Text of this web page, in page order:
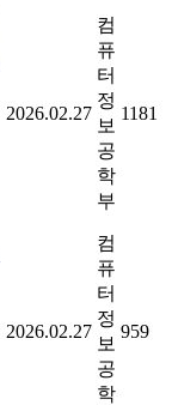
2026.02.27
컴
퓨
터
정
보
공
학
부
1181
2026.02.27
컴
퓨
터
정
보
공
학
959